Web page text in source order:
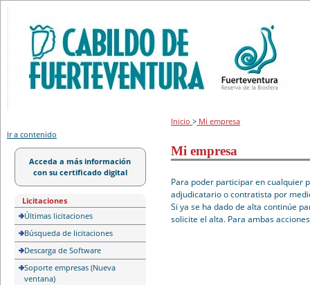
Ir a contenido
Acceda a más información
con su certificado digital
Licitaciones
Últimas licitaciones
Búsqueda de licitaciones
Descarga de Software
Soporte empresas (Nueva
ventana)
Inicio> Mi empresa
Mi empresa
Para poder participar en cualquier
adjudicatario o contratista por
Si ya se ha dado de alta continúe
solicite el alta. Para ambas